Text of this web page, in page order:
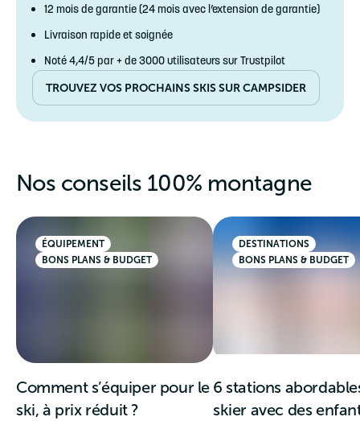
12 mois de garantie (24 mois avec l’extension de garantie)
Livraison rapide et soignée
Noté 4,4/5 par + de 3000 utilisateurs sur Trustpilot
TROUVEZ VOS PROCHAINS SKIS SUR CAMPSIDER
Nos conseils 100% montagne
ÉQUIPEMENT
BONS PLANS & BUDGET
Comment s’équiper pour le
ski, à prix réduit ?
DESTINATIONS
BONS PLANS & BUDGET
6 stations
skier avec des